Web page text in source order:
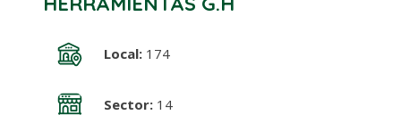
Local:174
Sector:14